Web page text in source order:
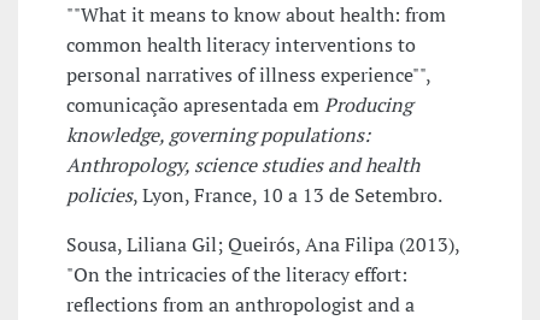
""What it means to know about health: from
common health literacy interventions to
personal narratives of illness experience"",
comunicação apresentada emProducing
knowledge, governing populations:
Anthropology, science studies and health
policies, Lyon, France, 10 a 13 de Setembro.
Sousa, Liliana Gil; Queirós, Ana Filipa (2013),
"On the intricacies of the literacy effort:
reflections from an anthropologist and a